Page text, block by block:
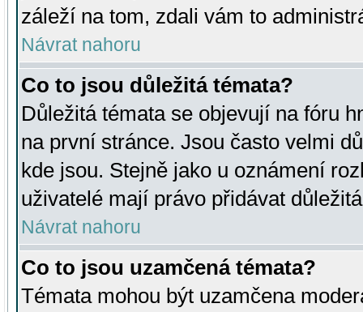
záleží na tom, zdali vám to
Návrat nahoru
Co to jsou důležitá témata?
Důležitá témata se objevují na fóru
na první stránce. Jsou často velmi
kde jsou. Stejně jako u oznámení
uživatelé mají právo přidávat
Návrat nahoru
Co to jsou uzamčená témata?
Témata mohou být uzamčena